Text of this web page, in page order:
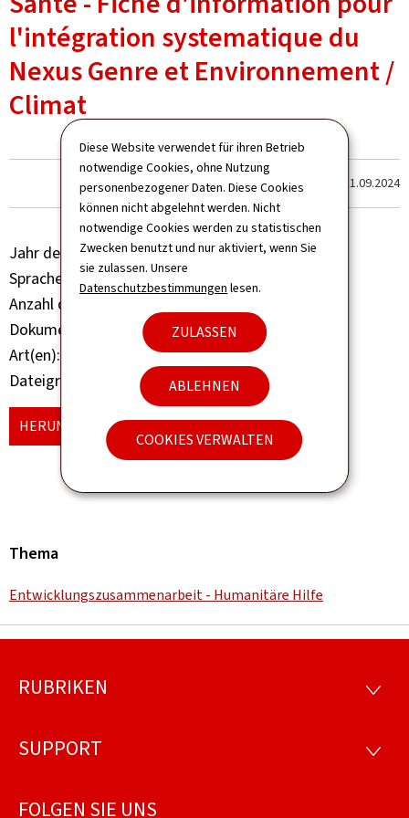
Diese Website verwendet für ihren Betrieb
notwendige Cookies, ohne Nutzung
personenbezogener Daten. Diese Cookies
können nicht abgelehnt werden. Nicht
notwendige Cookies werden zu statistischen
Zwecken benutzt und nur aktiviert, wenn Sie
sie zulassen. Unsere
Datenschutzbestimmungen lesen.
ZULASSEN
ABLEHNEN
COOKIES VERWALTEN
l'intégration systematique du
Nexus Genre et Environnement /
Climat
Zum letzten Mal aktualisiert am 11.09.2024
Jahr der Veröffentlichung 2023
Sprache(n) Französisch
Anzahl der Seiten
Dokumentformat
Pdf
Art(en)
Referenzdokument
Dateigröße
201 KB
HERUNTERLADEN(FR, PDF - 201 KB)
Thema
Entwicklungszusammenarbeit - Humanitäre Hilfe
Footer
RUBRIKEN
SUPPORT
FOLGEN SIE UNS